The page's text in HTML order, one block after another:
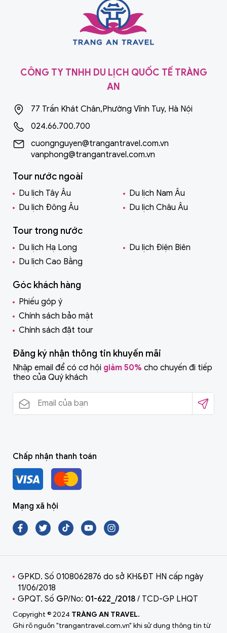
CÔNG TY TNHH DU LỊCH QUỐC TẾ TRÀNG
AN
77 Trần Khát Chân,Phường Vĩnh Tuy, Hà Nội
024.66.700.700
cuongnguyen@trangantravel.com.vn
vanphong@trangantravel.com.vn
Tour nước ngoài
Du lịch Tây Âu
Du lịch Nam Âu
Du lịch Đông Âu
Du lịch Châu Âu
Tour trong nước
Du lịch Hạ Long
Du lịch Điện Biên
Du lịch Cao Bằng
Góc khách hàng
Phiếu góp ý
Chính sách bảo mật
Chính sách đặt tour
Đăng ký nhận thông tin khuyến mãi
Nhập email để có cơ hội giảm 50% cho chuyến đi tiếp
theo của Quý khách
Chấp nhận thanh toán
Mạng xã hội
GPKD. Số 0108062876 do sở KH&ĐT HN cấp ngày
11/06/2018
GPQT. Số GP/No: 01-622_/2018 / TCD-GP LHQT
Copyright © 2024 TRÀNG AN TRAVEL.
Ghi rõ nguồn "trangantravel.com.vn" khi sử dụng thông tin từ